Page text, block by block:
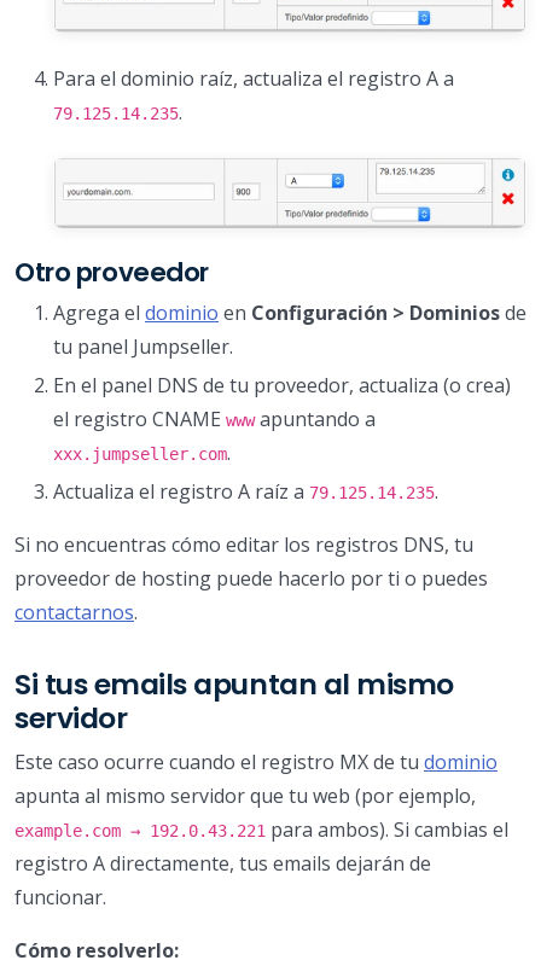
Para el dominio raíz, actualiza el registro A a
79.125.14.235.
Otro proveedor
Agrega el dominio en Configuración > Dominiosde
tu panel Jumpseller.
En el panel DNS de tu proveedor, actualiza (o crea)
el registro CNAME wwwapuntando a
xxx.jumpseller.com.
Actualiza el registro A raíz a 79.125.14.235.
Si no encuentras cómo editar los registros DNS, tu
proveedor de hosting puede hacerlo por ti o puedes
contactarnos.
Si tus emails apuntan al mismo
servidor
Este caso ocurre cuando el registro MX de tu dominio
apunta al mismo servidor que tu web (por ejemplo,
example.com → 192.0.43.221 para ambos). Si cambias el
registro A directamente, tus emails dejarán de
funcionar.
Cómo resolverlo: